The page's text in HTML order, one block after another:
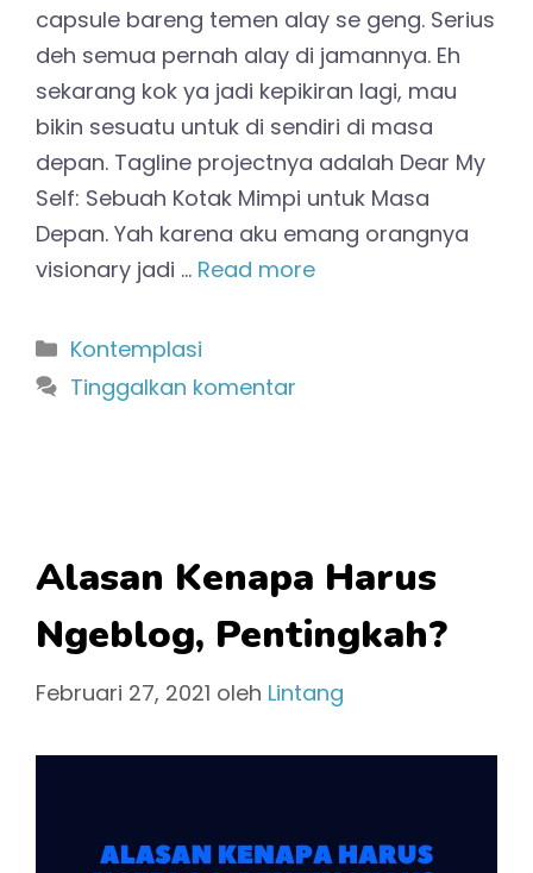
capsule bareng temen alay se geng. Serius
deh semua pernah alay di jamannya. Eh
sekarang kok ya jadi kepikiran lagi, mau
bikin sesuatu untuk di sendiri di masa
depan. Tagline projectnya adalah Dear My
Self: Sebuah Kotak Mimpi untuk Masa
Depan. Yah karena aku emang orangnya
visionary jadi … Read more
Kategori
Kontemplasi
Tinggalkan komentar
Alasan Kenapa Harus
Ngeblog, Pentingkah?
Februari 27, 2021 oleh Lintang